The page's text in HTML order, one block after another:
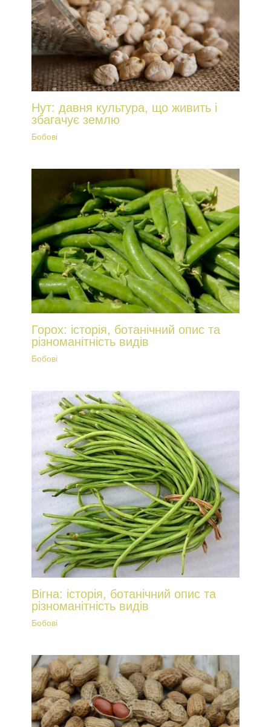
Нут: давня культура, що живить і
збагачує землю
Бобові
Горох: історія, ботанічний опис та
різноманітність видів
Бобові
Вігна: історія, ботанічний опис та
різноманітність видів
Бобові